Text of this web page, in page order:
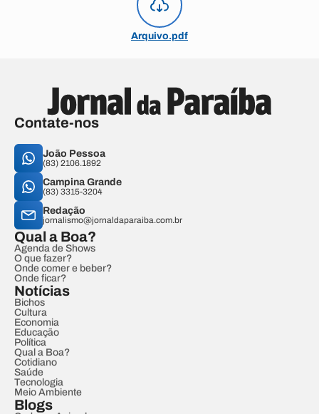
Arquivo.pdf
Contate-nos
João Pessoa
(83) 2106.1892
Campina Grande
(83) 3315-3204
Redação
jornalismo@jornaldaparaiba.com.br
Qual a Boa?
Agenda de Shows
O que fazer?
Onde comer e beber?
Onde ficar?
Notícias
Bichos
Cultura
Economia
Educação
Política
Qual a Boa?
Cotidiano
Saúde
Tecnologia
Meio Ambiente
Blogs